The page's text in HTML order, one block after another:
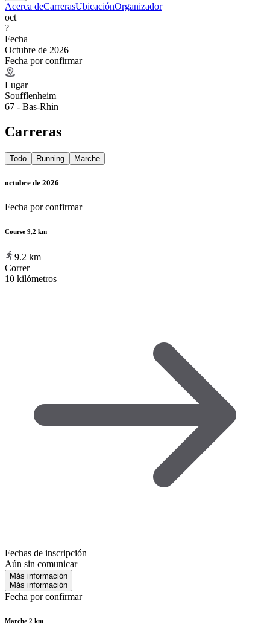
Acerca deCarrerasUbicaciónOrganizador
oct
?
Fecha
Octubre de 2026
Fecha por confirmar
Lugar
Soufflenheim
67 - Bas-Rhin
Carreras
Todo Running Marche
octubre de 2026
Fecha por confirmar
Course 9,2 km
9.2 km
Correr
10 kilómetros
Fechas de inscripción
Aún sin comunicar
Más información
Más información
Fecha por confirmar
Marche 2 km